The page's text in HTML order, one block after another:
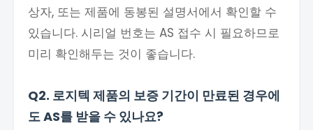
상자, 또는 제품에 동봉된 설명서에서 확인할 수
있습니다. 시리얼 번호는 AS 접수 시 필요하므로
미리 확인해두는 것이 좋습니다.
Q2. 로지텍 제품의 보증 기간이 만료된 경우에
도 AS를 받을 수 있나요?